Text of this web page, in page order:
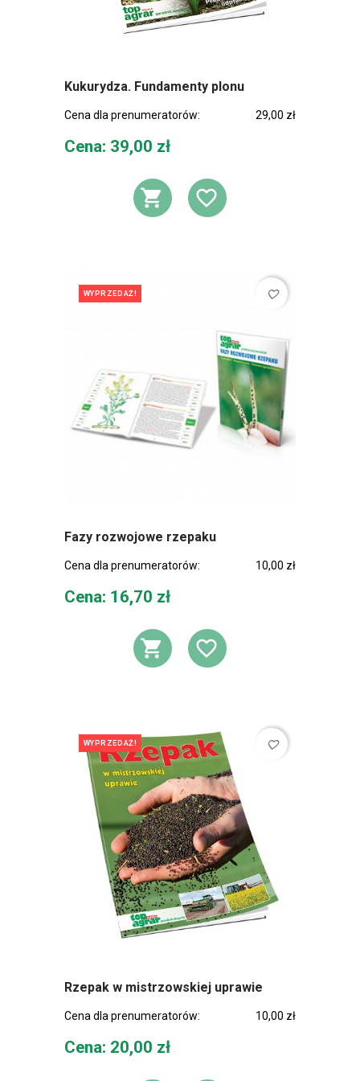
Kukurydza. Fundamenty plonu
Cena dla prenumeratorów: 29,00 zł
Cena
Cena: 39,00 zł
DODAJ DO
DODAJ DO
WYPRZEDAŻ! favorite_border
Fazy rozwojowe rzepaku
Cena dla prenumeratorów: 10,00 zł
Cena
Cena: 16,70 zł
DODAJ DO
DODAJ DO
WYPRZEDAŻ! favorite_border
Rzepak w mistrzowskiej uprawie
Cena dla prenumeratorów: 10,00 zł
Cena
Cena: 20,00 zł